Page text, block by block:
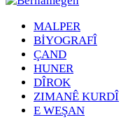
MALPER
BİYOGRAFÎ
ÇAND
HUNER
DÎROK
ZIMANÊ KURDÎ
E WEŞAN